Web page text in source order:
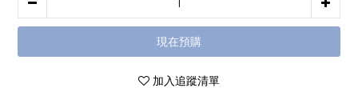
現在預購
加入追蹤清單